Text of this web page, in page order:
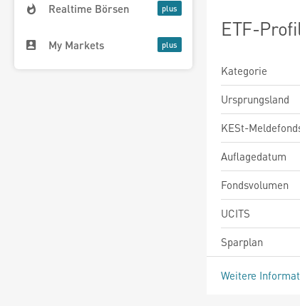
Realtime Börsen
My Markets
ETF-
Kategorie
Ursprungsland
KESt-
Auflagedatum
Fondsvolumen
UCITS
Sparplan
Weitere